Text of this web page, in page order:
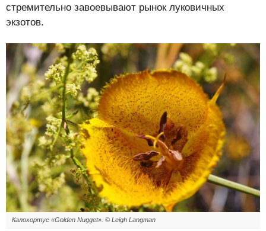
стремительно завоевывают рынок луковичных
экзотов.
Калохортус «Golden Nugget». © Leigh Langman